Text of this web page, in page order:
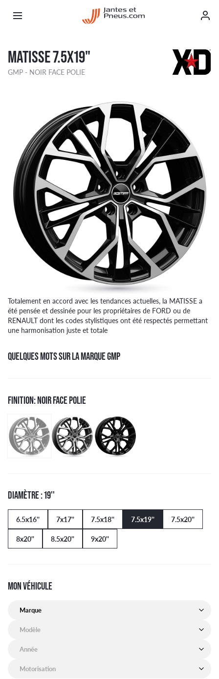
MATISSE 7.5X19"
GMP - NOIR FACE POLIE
Totalement en accord avec les tendances actuelles, la MATISSE a
été pensée et dessinée pour les propriétaires de FORD ou de
RENAULT dont les codes stylistiques ont été respectés permettant
une harmonisation juste et totale
QUELQUES MOTS SUR LA MARQUE GMP
FINITION: NOIR FACE POLIE
DIAMÈTRE : 19''
6.5x16'' 7x17'' 7.5x18'' 7.5x19''
7.5x20''
8x20''
8.5x20'' 9x20''
MON VÉHICULE